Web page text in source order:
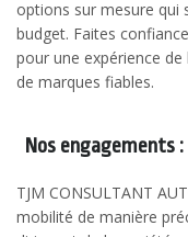
options sur mesure qui
budget. Faites
pour une expérience
de marques fiables.
Nos engagements
TJM CONSULTANT
mobilité de manière